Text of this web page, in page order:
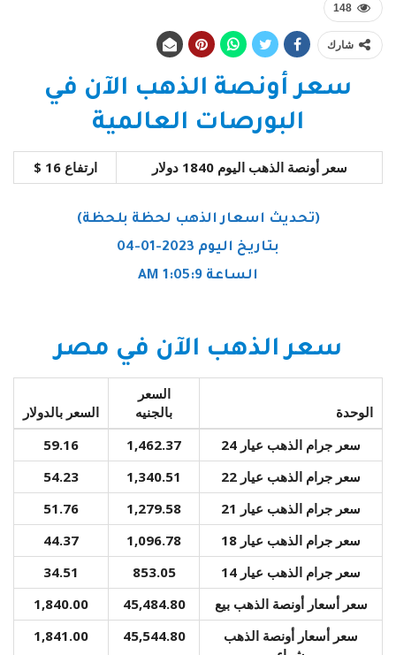
148
شارك
سعر أونصة الذهب الآن في
البورصات العالمية
سعر أونصة الذهب اليوم 1840 دولار ارتفاع 16 $
(تحديث اسعار الذهب لحظة بلحظة)
بتاريخ اليوم 2023-01-04
الساعة 1:05:9 AM
سعر الذهب الآن في مصر
الوحدة
السعر
بالجنيه
السعر بالدولار
سعر جرام الذهب عيار 24
1,462.37
59.16
سعر جرام الذهب عيار 22
1,340.51
54.23
سعر جرام الذهب عيار 21
1,279.58
51.76
سعر جرام الذهب عيار 18
1,096.78
44.37
سعر جرام الذهب عيار 14
853.05
34.51
سعر أسعار أونصة الذهب بيع
45,484.80
1,840.00
سعر أسعار أونصة الذهب
45,544.80
1,841.00